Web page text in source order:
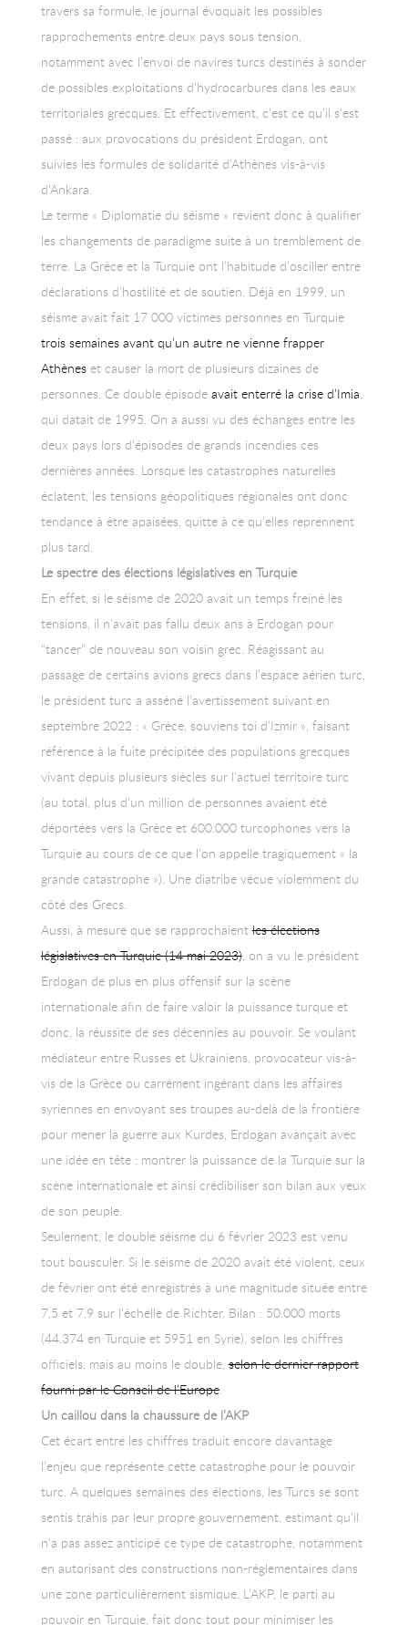
travers sa formule, le journal évoquait les possibles
rapprochements entre deux pays sous tension,
notamment avec l’envoi de navires turcs destinés à sonder
de possibles exploitations d’hydrocarbures dans les eaux
territoriales grecques. Et effectivement, c’est ce qu’il s’est
passé : aux provocations du président Erdogan, ont
suivies les formules de solidarité d’Athènes vis-à-vis
d’Ankara.
Le terme « Diplomatie du séisme » revient donc à qualifier
les changements de paradigme suite à un tremblement de
terre. La Grèce et la Turquie ont l’habitude d’osciller entre
déclarations d’hostilité et de soutien. Déjà en 1999, un
séisme avait fait 17 000 victimes personnes en Turquie
trois semaines avant qu’un autre ne vienne frapper
Athèneset causer la mort de plusieurs dizaines de
personnes. Ce double épisode avait enterré la crise d’Imia
qui datait de 1995. On a aussi vu des échanges entre les
deux pays lors d’épisodes de grands incendies ces
dernières années. Lorsque les catastrophes naturelles
éclatent, les tensions géopolitiques régionales ont donc
tendance à être apaisées, quitte à ce qu’elles reprennent
plus tard.
Le spectre des élections législatives en Turquie
En effet, si le séisme de 2020 avait un temps freiné les
tensions, il n’avait pas fallu deux ans à Erdogan pour
“tancer” de nouveau son voisin grec. Réagissant au
passage de certains avions grecs dans l’espace aérien turc,
le président turc a asséné l’avertissement suivant en
septembre 2022 : « Grèce, souviens toi d’Izmir », faisant
référence à la fuite précipitée des populations grecques
vivant depuis plusieurs siècles sur l’actuel territoire turc
(au total, plus d’un million de personnes avaient été
déportées vers la Grèce et 600.000 turcophones vers la
Turquie au cours de ce que l’on appelle tragiquement « la
grande catastrophe »). Une diatribe vécue violemment du
côté des Grecs.
Aussi, à mesure que se rapprochaientles élections
législatives en Turquie (14 mai 2023), on a vu le président
Erdogan de plus en plus offensif sur la scène
internationale afin de faire valoir la puissance turque et
donc, la réussite de ses décennies au pouvoir. Se voulant
médiateur entre Russes et Ukrainiens, provocateur vis-à-
vis de la Grèce ou carrément ingérant dans les affaires
syriennes en envoyant ses troupes au-delà de la frontière
pour mener la guerre aux Kurdes, Erdogan avançait avec
une idée en tête : montrer la puissance de la Turquie sur la
scène internationale et ainsi crédibiliser son bilan aux yeux
de son peuple.
Seulement, le double séisme du 6 février 2023 est venu
tout bousculer. Si le séisme de 2020 avait été violent, ceux
de février ont été enregistrés à une magnitude située entre
7,5 et 7,9 sur l’échelle de Richter. Bilan : 50.000 morts
(44.374 en Turquie et 5951 en Syrie), selon les chiffres
officiels, mais au moins le double,selon le dernier rapport
fourni par le Conseil de l’Europe.
Un caillou dans la chaussure de l’AKP
Cet écart entre les chiffres traduit encore davantage
l’enjeu que représente cette catastrophe pour le pouvoir
turc. A quelques semaines des élections, les Turcs se sont
sentis trahis par leur propre gouvernement, estimant qu’il
n’a pas assez anticipé ce type de catastrophe, notamment
en autorisant des constructions non-réglementaires dans
une zone particulièrement sismique. L’AKP, le parti au
pouvoir en Turquie, fait donc tout pour minimiser les